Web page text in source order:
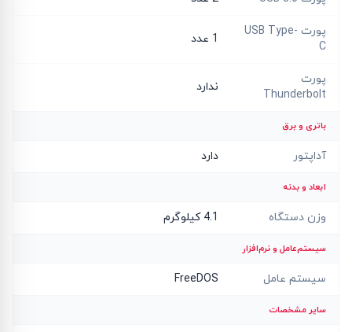
پورت USB Type-
C
1 عدد
پورت
Thunderbolt
ندارد
باتری و برق
آداپتور دارد
ابعاد و بدنه
وزن دستگاه 4.1 کیلوگرم
سیستم‌عامل و نرم‌افزار
سیستم عامل FreeDOS
سایر مشخصات